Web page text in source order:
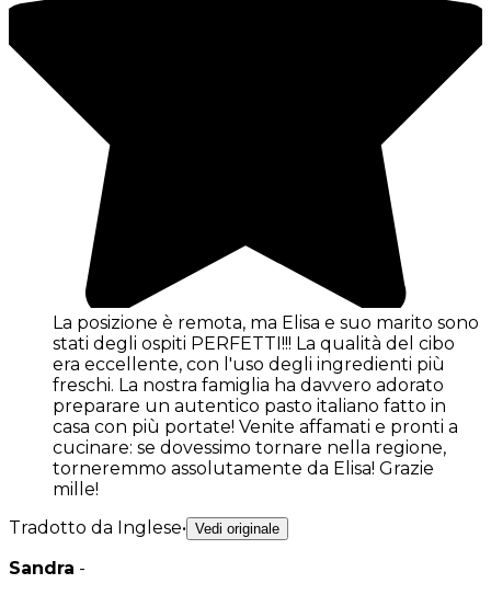
La posizione è remota, ma Elisa e suo marito sono
stati degli ospiti PERFETTI!!! La qualità del cibo
era eccellente, con l'uso degli ingredienti più
freschi. La nostra famiglia ha davvero adorato
preparare un autentico pasto italiano fatto in
casa con più portate! Venite affamati e pronti a
cucinare: se dovessimo tornare nella regione,
torneremmo assolutamente da Elisa! Grazie
mille!
Tradotto da Inglese• Vedi originale
Sandra -